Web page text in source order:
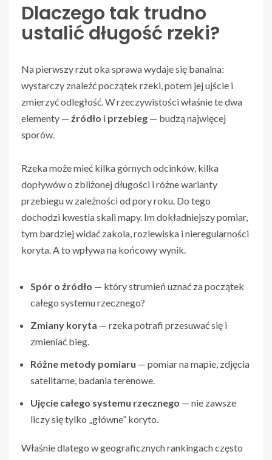
Dlaczego tak trudno
ustalić długość rzeki?
Na pierwszy rzut oka sprawa wydaje się banalna:
wystarczy znaleźć początek rzeki, potem jej ujście i
zmierzyć odległość. W rzeczywistości właśnie te dwa
elementy — źródło i przebieg — budzą najwięcej
sporów.
Rzeka może mieć kilka górnych odcinków, kilka
dopływów o zbliżonej długości i różne warianty
przebiegu w zależności od pory roku. Do tego
dochodzi kwestia skali mapy. Im dokładniejszy pomiar,
tym bardziej widać zakola, rozlewiska i nieregularności
koryta. A to wpływa na końcowy wynik.
Spór o źródło — który strumień uznać za początek
całego systemu rzecznego?
Zmiany koryta — rzeka potrafi przesuwać się i
zmieniać bieg.
Różne metody pomiaru — pomiar na mapie, zdjęcia
satelitarne, badania terenowe.
Ujęcie całego systemu rzecznego — nie zawsze
liczy się tylko „główne” koryto.
Właśnie dlatego w geograficznych rankingach często